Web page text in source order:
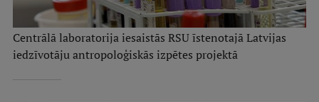
Centrālā laboratorija iesaistās RSU īstenotajā Latvijas
iedzīvotāju antropoloģiskās izpētes projektā